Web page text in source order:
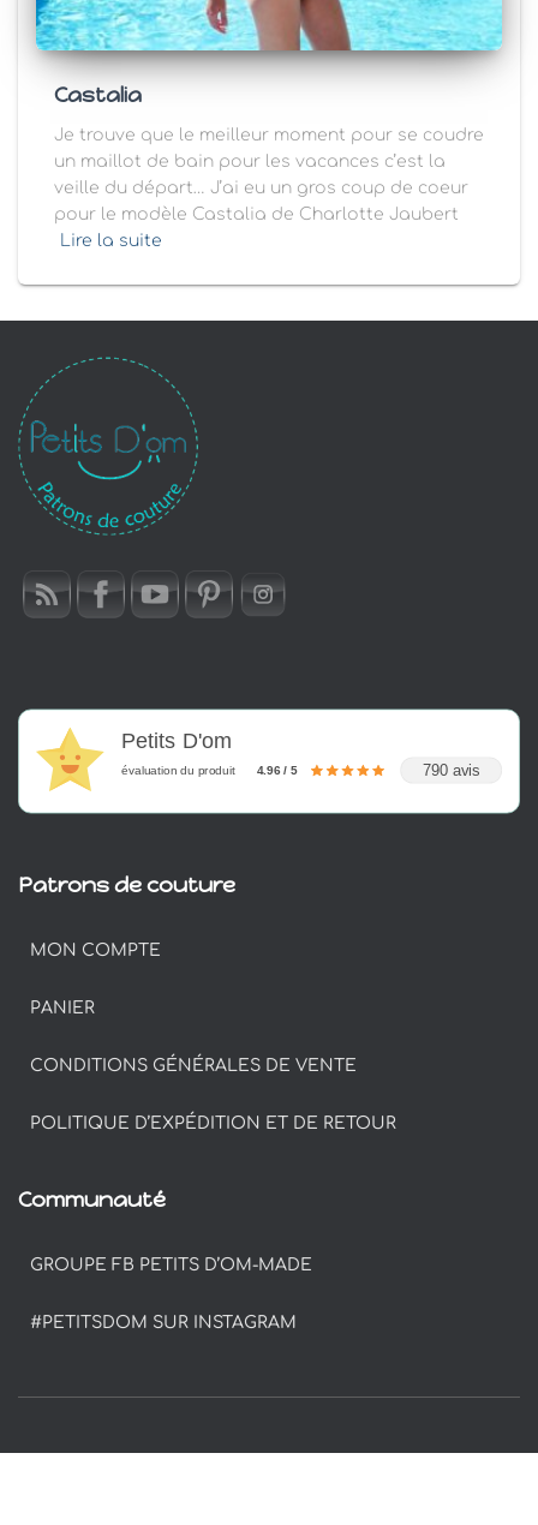
Castalia
Je trouve que le meilleur moment pour se coudre
un maillot de bain pour les vacances c’est la
veille du départ… J’ai eu un gros coup de coeur
pour le modèle Castalia de Charlotte Jaubert
Lire la suite
Petits D'om
évaluation du produit 4.96 / 5 790 avis
Patrons de couture
MON COMPTE
PANIER
CONDITIONS GÉNÉRALES DE VENTE
POLITIQUE D’EXPÉDITION ET DE RETOUR
Communauté
GROUPE FB PETITS D’OM-MADE
#PETITSDOM SUR INSTAGRAM